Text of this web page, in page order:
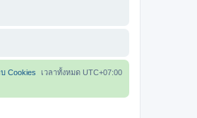
เวลาทั้งหมด UTC+07:00
Cookies